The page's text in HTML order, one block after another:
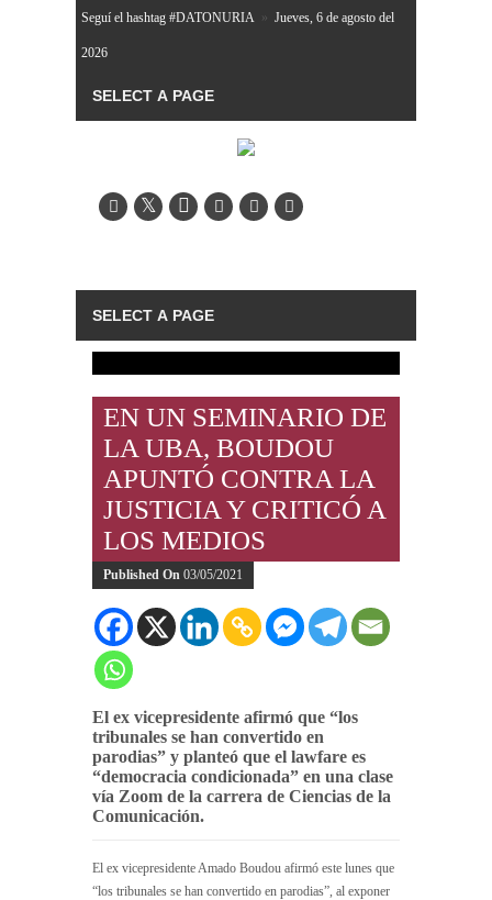
Seguí el hashtag #DATONURIA » Jueves, 6 de agosto del
2026
EN UN SEMINARIO DE
LA UBA, BOUDOU
APUNTÓ CONTRA LA
JUSTICIA Y CRITICÓ A
LOS MEDIOS
Published On 03/05/2021
El ex vicepresidente afirmó que “los
tribunales se han convertido en
parodias” y planteó que el lawfare es
“democracia condicionada” en una clase
vía Zoom de la carrera de Ciencias de la
Comunicación.
El ex vicepresidente Amado Boudou afirmó este lunes que
“los tribunales se han convertido en parodias”, al exponer